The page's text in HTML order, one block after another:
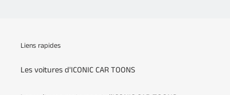
Liens rapides
Les voitures d'ICONIC CAR TOONS